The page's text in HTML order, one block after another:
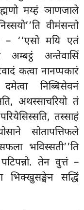
मय्हं ञाणजाले
वीमंसन्तो
– ‘‘एसो मयि एतं
अन्तेवासिं
कत्वा नानप्पकारं
निब्बिसेवनं
अथस्साचरियो तं
तस्साहं
सोतापत्तिफले
भविस्सती’’ति
तेन वुत्तं –
भिक्खुसङ्घेन सद्धिं